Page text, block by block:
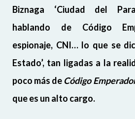
Biznaga ‘Ciudad del
hablando de Código
espionaje, CNI… lo que se
Estado’, tan ligadas a la
poco más de Código
que es un alto cargo.